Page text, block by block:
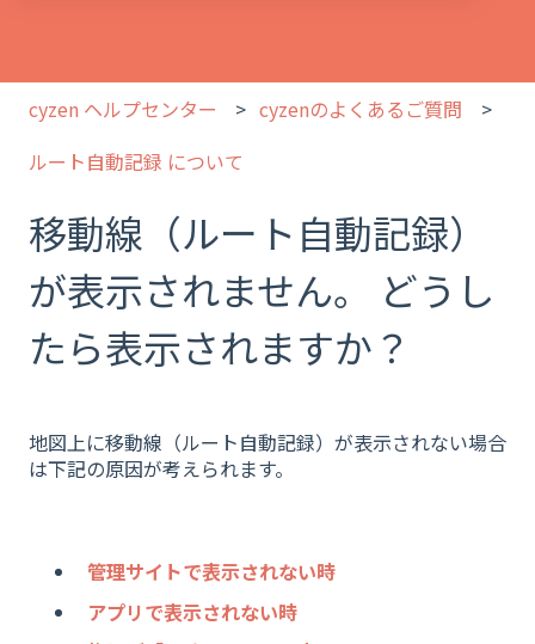
cyzen ヘルプセンター
cyzenのよくあるご質問
ルート自動記録 について
移動線（ルート自動記録）
が表示されません。 どうし
たら表示されますか？
地図上に移動線（ルート自動記録）が表示されない場合
は下記の原因が考えられます。
管理サイトで表示されない時
アプリで表示されない時